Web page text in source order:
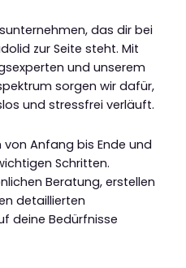
das dir bei
zur Seite steht. Mit
und unserem
sorgen wir dafür,
und stressfrei verläuft.
Anfang bis Ende und
Schritten.
Beratung, erstellen
detaillierten
deine Bedürfnisse